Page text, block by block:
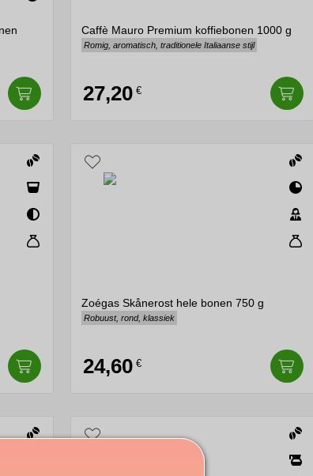
Caffè Mauro Premium koffiebonen 1000 g
Romig, aromatisch, traditionele Italiaanse stijl
27,20 €
Zoégas Skånerost hele bonen 750 g
Robuust, rond, klassiek
24,60 €